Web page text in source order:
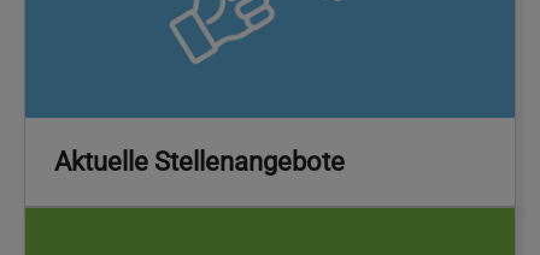
Aktuelle Stellenangebote